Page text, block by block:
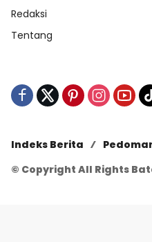
Redaksi
Tentang
Indeks Berita
© Copyright All Rights